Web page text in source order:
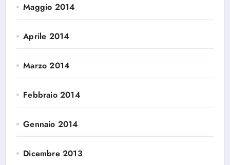
Maggio 2014
Aprile 2014
Marzo 2014
Febbraio 2014
Gennaio 2014
Dicembre 2013